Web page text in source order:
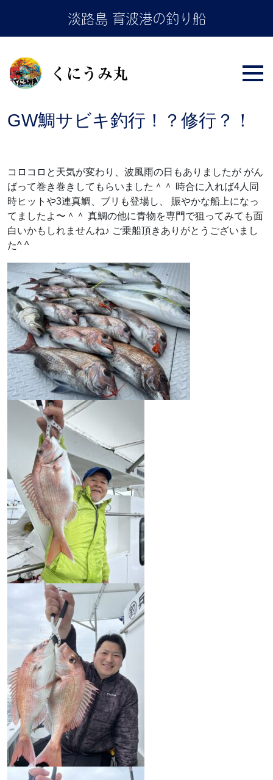
the
淡路島 育波港の釣り船
GW鯛サビキ釣行！？修行？！
コロコロと天気が変わり、波風雨の日もありましたが がん
ばって巻き巻きしてもらいました＾＾ 時合に入れば4人同
時ヒットや3連真鯛、ブリも登場し、 賑やかな船上になっ
てましたよ〜＾＾ 真鯛の他に青物を専門で狙ってみても面
白いかもしれませんね♪ ご乗船頂きありがとうございまし
た^ ^